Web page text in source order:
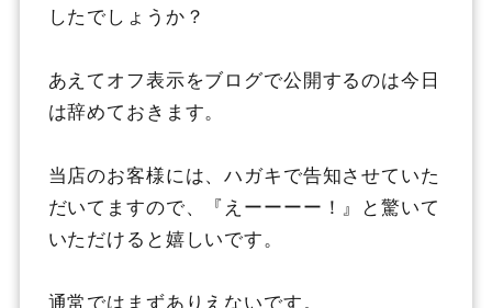
したでしょうか？
あえてオフ表示をブログで公開するのは今日
は辞めておきます。
当店のお客様には、ハガキで告知させていた
だいてますので、『えーーーー！』と驚いて
いただけると嬉しいです。
通常ではまずありえないです。